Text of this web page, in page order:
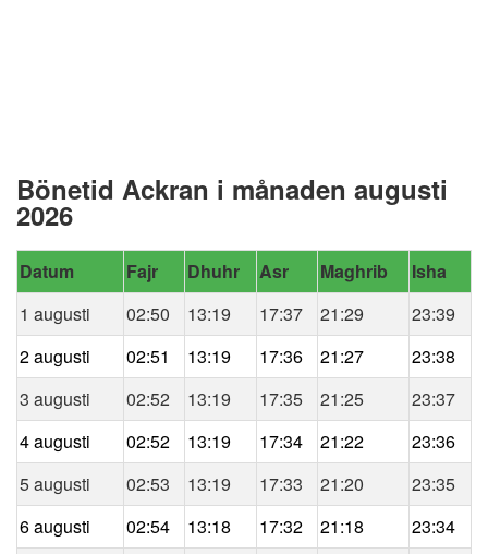
Bönetid Ackran i månaden augusti
2026
Datum Fajr Dhuhr Asr Maghrib
Isha
1 augusti
02:50 13:19 17:37 21:29
23:39
2 augusti
02:51 13:19 17:36 21:27
23:38
3 augusti
02:52 13:19 17:35 21:25
23:37
4 augusti
02:52 13:19 17:34 21:22
23:36
5 augusti
02:53 13:19 17:33 21:20
23:35
6 augusti
02:54 13:18 17:32 21:18
23:34